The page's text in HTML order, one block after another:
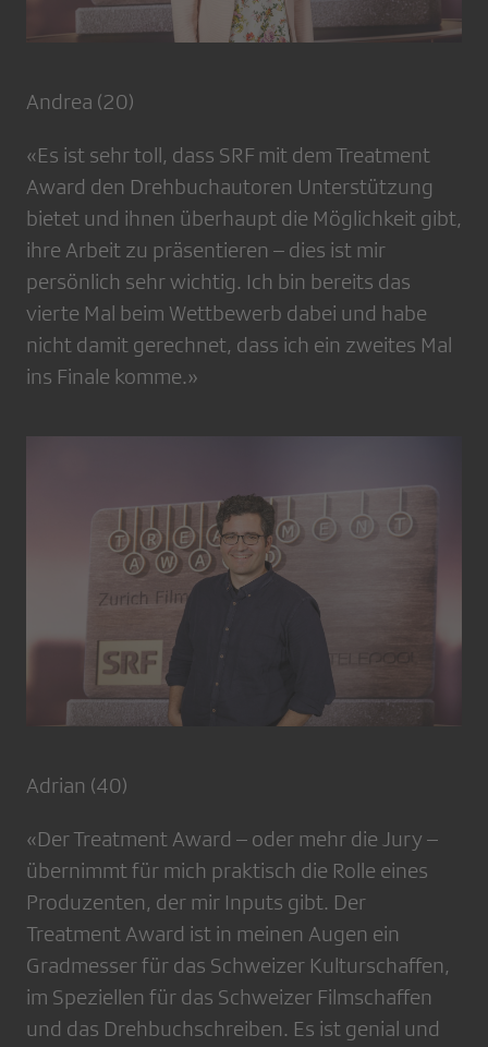
Andrea (20)
«Es ist sehr toll, dass SRF mit dem Treatment
Award den Drehbuchautoren Unterstützung
bietet und ihnen überhaupt die Möglichkeit gibt,
ihre Arbeit zu präsentieren – dies ist mir
persönlich sehr wichtig. Ich bin bereits das
vierte Mal beim Wettbewerb dabei und habe
nicht damit gerechnet, dass ich ein zweites Mal
ins Finale komme.»
Adrian (40)
«Der Treatment Award – oder mehr die Jury –
übernimmt für mich praktisch die Rolle eines
Produzenten, der mir Inputs gibt. Der
Treatment Award ist in meinen Augen ein
Gradmesser für das Schweizer Kulturschaffen,
im Speziellen für das Schweizer Filmschaffen
und das Drehbuchschreiben. Es ist genial und